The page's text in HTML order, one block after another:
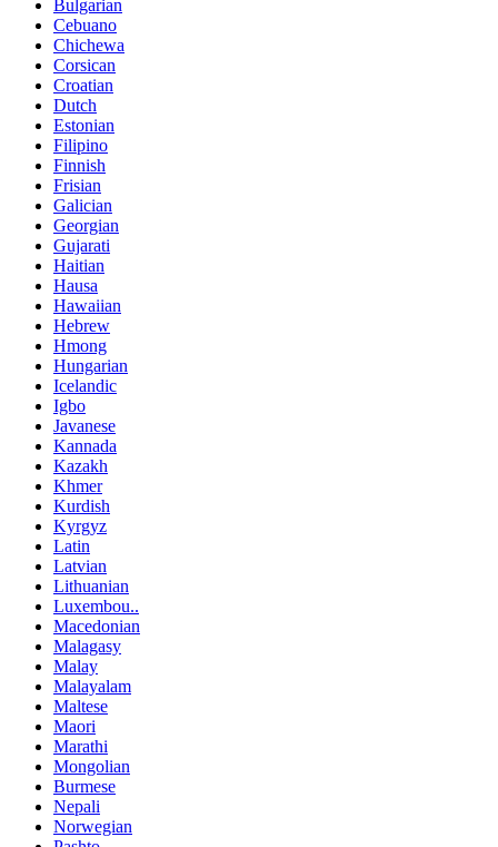
Bulgarian
Cebuano
Chichewa
Corsican
Croatian
Dutch
Estonian
Filipino
Finnish
Frisian
Galician
Georgian
Gujarati
Haitian
Hausa
Hawaiian
Hebrew
Hmong
Hungarian
Icelandic
Igbo
Javanese
Kannada
Kazakh
Khmer
Kurdish
Kyrgyz
Latin
Latvian
Lithuanian
Luxembou..
Macedonian
Malagasy
Malay
Malayalam
Maltese
Maori
Marathi
Mongolian
Burmese
Nepali
Norwegian